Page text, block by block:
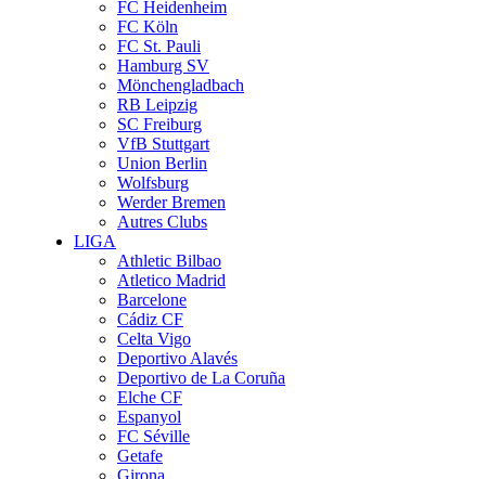
FC Heidenheim
FC Köln
FC St. Pauli
Hamburg SV
Mönchengladbach
RB Leipzig
SC Freiburg
VfB Stuttgart
Union Berlin
Wolfsburg
Werder Bremen
Autres Clubs
LIGA
Athletic Bilbao
Atletico Madrid
Barcelone
Cádiz CF
Celta Vigo
Deportivo Alavés
Deportivo de La Coruña
Elche CF
Espanyol
FC Séville
Getafe
Girona